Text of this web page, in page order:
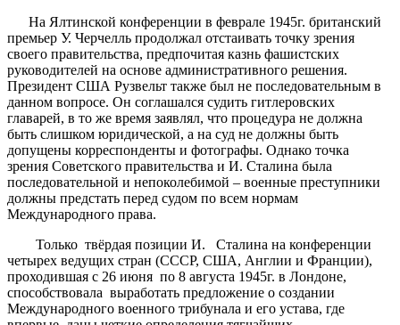
На Ялтинской конференции в феврале 1945г. британский
премьер У. Черчелль продолжал отстаивать точку зрения
своего правительства, предпочитая казнь фашистских
руководителей на основе административного решения.
Президент США Рузвельт также был не последовательным в
данном вопросе. Он соглашался судить гитлеровских
главарей, в то же время заявлял, что процедура не должна
быть слишком юридической, а на суд не должны быть
допущены корреспонденты и фотографы. Однако точка
зрения Советского правительства и И. Сталина была
последовательной и непоколебимой – военные преступники
должны предстать перед судом по всем нормам
Международного права.
Только твёрдая позиции И. Сталина на конференции
четырех ведущих стран (СССР, США, Англии и Франции),
проходившая с 26 июня по 8 августа 1945г. в Лондоне,
способствовала выработать предложение о создании
Международного военного трибунала и его устава, где